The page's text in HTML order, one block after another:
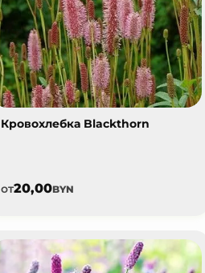
Кровохлебка Blackthorn
от20,00BYN